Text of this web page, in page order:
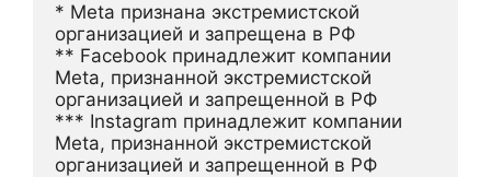
* Meta признана экстремистской
организацией и запрещена в РФ
** Facebook принадлежит компании
Meta, признанной экстремистской
организацией и запрещенной в РФ
*** Instagram принадлежит компании
Meta, признанной экстремистской
организацией и запрещенной в РФ